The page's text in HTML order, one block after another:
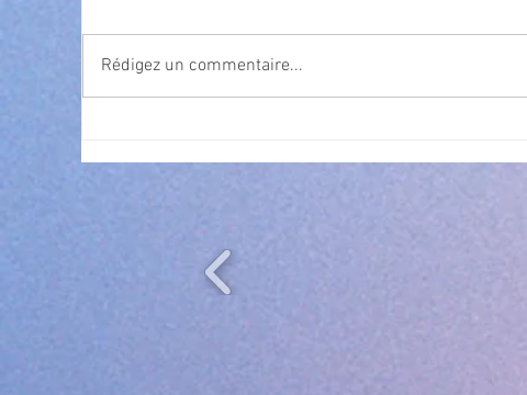
Rédigez un commentaire...